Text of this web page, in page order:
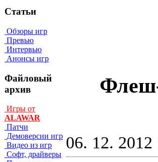
Статьи
Обзоры игр
Превью
Интервью
Анонсы игр
Файловый
архив
Игры от
ALAWAR
Патчи
Демоверсии игр
Видео из игр
Софт, драйверы
06. 12. 2012